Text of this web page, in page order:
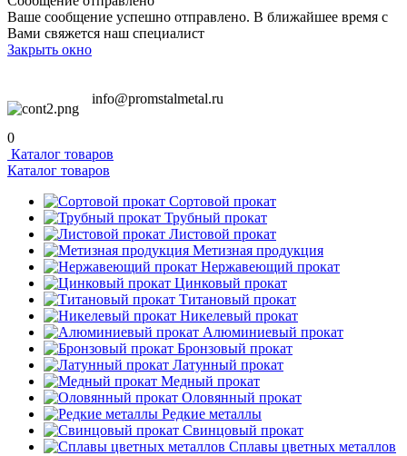
Ваше сообщение успешно отправлено. В ближайшее время с
Вами свяжется наш специалист
Закрыть окно
info@promstalmetal.ru
0
Каталог товаров
Каталог товаров
Сортовой прокат
Трубный прокат
Листовой прокат
Метизная продукция
Нержавеющий прокат
Цинковый прокат
Титановый прокат
Никелевый прокат
Алюминиевый прокат
Бронзовый прокат
Латунный прокат
Медный прокат
Оловянный прокат
Редкие металлы
Свинцовый прокат
Сплавы цветных металлов